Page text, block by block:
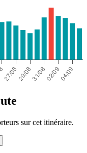
sur cet itinéraire.